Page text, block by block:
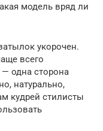
модель вряд ли
укорочен.
всего
— одна сторона
натурально,
кудрей стилисты